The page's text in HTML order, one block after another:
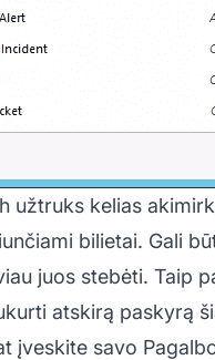
užtruks kelias
bilietai. Gali
juos stebėti. Taip
atskirą paskyrą
įveskite savo